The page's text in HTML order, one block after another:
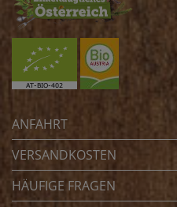
ANFAHRT
VERSANDKOSTEN
HÄUFIGE FRAGEN